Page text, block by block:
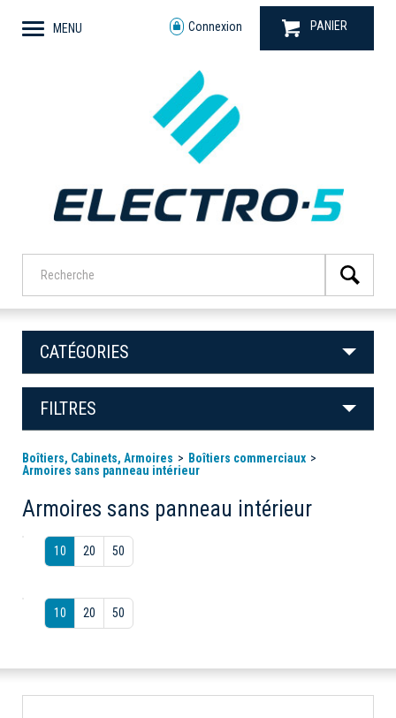
MENU Connexion PANIER
CATÉGORIES
FILTRES
Boîtiers, Cabinets, Armoires
Boîtiers commerciaux
Armoires sans panneau intérieur
Armoires sans panneau intérieur
10 20 50
10 20 50